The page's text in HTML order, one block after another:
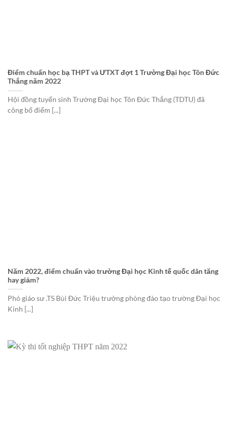
Điểm chuẩn học bạ THPT và ƯTXT đợt 1 Trường Đại học Tôn Đức
Thắng năm 2022
Hội đồng tuyển sinh Trường Đại học Tôn Đức Thắng (TDTU) đã
công bố điểm [...]
Năm 2022, điểm chuẩn vào trường Đại học Kinh tế quốc dân tăng
hay giảm?
Phó giáo sư .TS Bùi Đức Triệu trưởng phòng đào tạo trường Đại học
Kinh [...]